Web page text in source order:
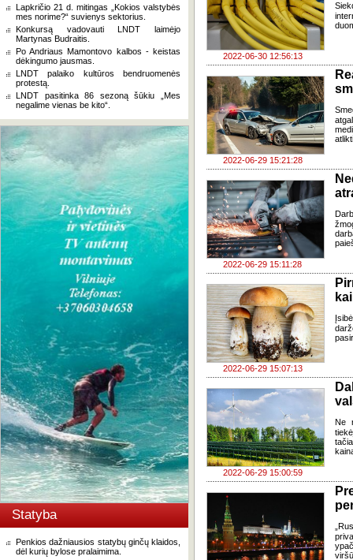
Lapkričio 21 d. mitingas „Kokios valstybės
mes norime?“ suvienys sektorius.
Konkursą vadovauti LNDT laimėjo
Martynas Budraitis.
Po Andriaus Mamontovo kalbos - keistas
dėkingumo jausmas.
LNDT palaiko kultūros bendruomenės
protestą.
LNDT pasitinka 86 sezoną šūkiu „Mes
negalime vienas be kito“.
Statyba
Penkios dažniausios statybų ginčų klaidos,
dėl kurių bylose pralaimima.
2022-06-30 12:56:13
2022-06-29 15:21:28
2022-06-29 15:11:28
2022-06-29 15:07:13
2022-06-29 15:00:59
Ne